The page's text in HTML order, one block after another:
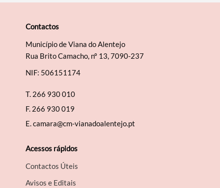
Contactos
Município de Viana do Alentejo
Rua Brito Camacho, nº 13, 7090-237
NIF: 506151174
T. 266 930 010
F. 266 930 019
E.camara@cm-vianadoalentejo.pt
Acessos rápidos
Contactos Úteis
Avisos e Editais